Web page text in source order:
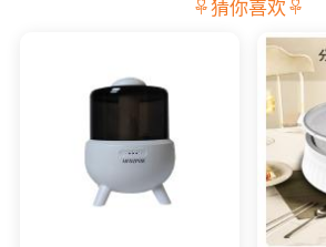
猜你喜欢